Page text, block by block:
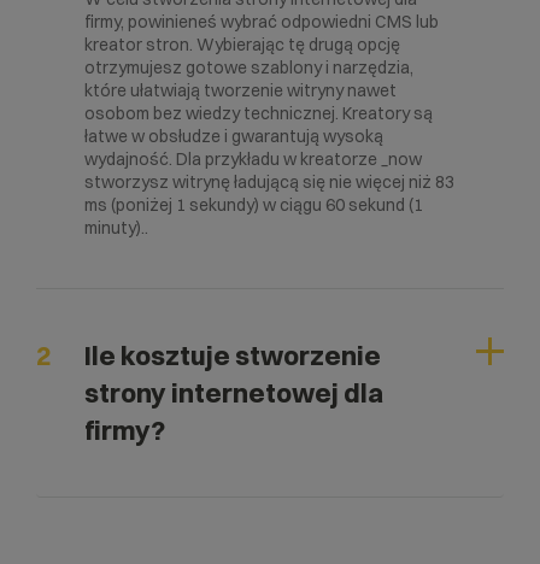
firmy, powinieneś wybrać odpowiedni CMS lub
kreator stron. Wybierając tę drugą opcję
otrzymujesz gotowe szablony i narzędzia,
które ułatwiają tworzenie witryny nawet
osobom bez wiedzy technicznej. Kreatory są
łatwe w obsłudze i gwarantują wysoką
wydajność. Dla przykładu w kreatorze _now
stworzysz witrynę ładującą się nie więcej niż 83
ms (poniżej 1 sekundy) w ciągu 60 sekund (1
minuty)..
2
Ile kosztuje stworzenie
strony internetowej dla
firmy?